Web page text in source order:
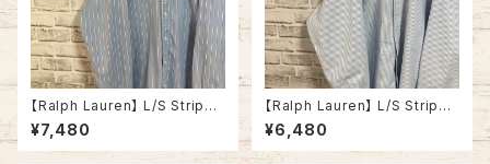
【Ralph Lauren】 L/S Stripe
BD Shirt L 90s vintage blu
e ラルフローレン ストライプ BD
シャツ ボタンダウン 長袖 ポニ
¥7,480
【Ralph Lauren】 L/S Stripe
BD Shirt L 90s vintage ラル
フローレン ストライプ BDシャツ
ボタンダウン 長袖 ポニーロゴ
¥6,480